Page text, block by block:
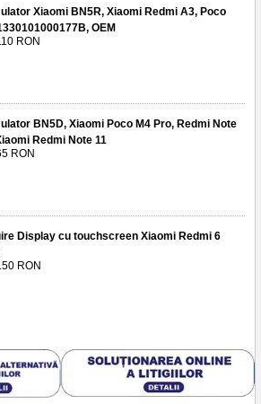
Xiaomi BN5R, Xiaomi Redmi A3, Poco
OEM
RON
BN5D, Xiaomi Poco M4 Pro, Redmi Note
Redmi Note 11
RON
Display cu touchscreen Xiaomi Redmi 6
RON